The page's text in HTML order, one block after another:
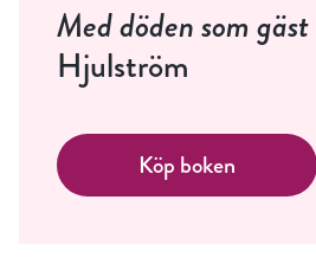
Med döden som gäst
Hjulström
Köp boken